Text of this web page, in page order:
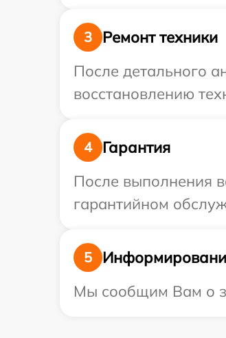
3
Ремонт техники
После детального
восстановлению
4
Гарантия
После выполнения
гарантийном
5
Мы сообщим Вам о